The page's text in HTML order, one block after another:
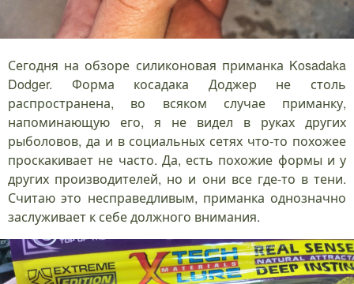
Сегодня на обзоре силиконовая приманка Kosadaka
Dodger. Форма косадака Доджер не столь
распространена, во всяком случае приманку,
напоминающую его, я не видел в руках других
рыболовов, да и в социальных сетях что-то похожее
проскакивает не часто. Да, есть похожие формы и у
других производителей, но и они все где-то в тени.
Считаю это несправедливым, приманка однозначно
заслуживает к себе должного внимания.